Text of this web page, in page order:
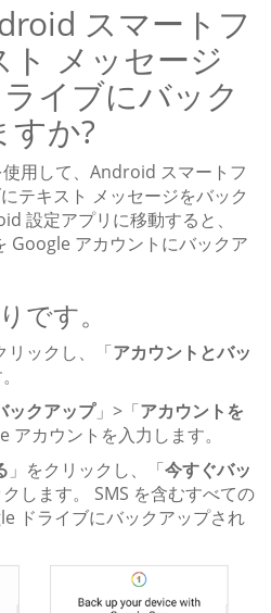
スマートフ
ト メッセージ
イブにバック
すか?
用して、Android スマートフ
テキスト メッセージをバック
設定アプリに移動すると、
Google アカウントにバックア
です。
リックし、「アカウントとバッ
ックアップ」>「アカウントを
アカウントを入力します。
」をクリックし、「今すぐバッ
クします。 SMS を含むすべての
ドライブにバックアップされ